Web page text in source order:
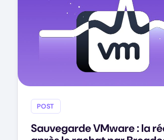
POST
Sauvegarde VMware : la